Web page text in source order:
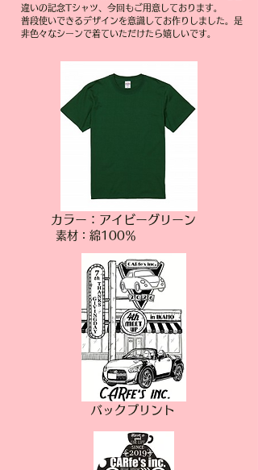
違いの記念Tシャツ、今回もご用意しております。
普段使いできるデザインを意識してお作りしました。是
非色々なシーンで着ていただけたら嬉しいです。
カラー：アイビーグリーン
素材：綿100％
バックプリント